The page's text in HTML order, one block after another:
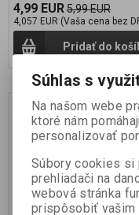
4,99 EUR5,99 EUR
4,057 EUR (Vaša cena bez
Pridať do
Novinka
Súhlas s
Na našom webe
ktoré nám
personalizovať
Súbory cookies si
prehliadači na
webová stránka
prispôsobiť vašim